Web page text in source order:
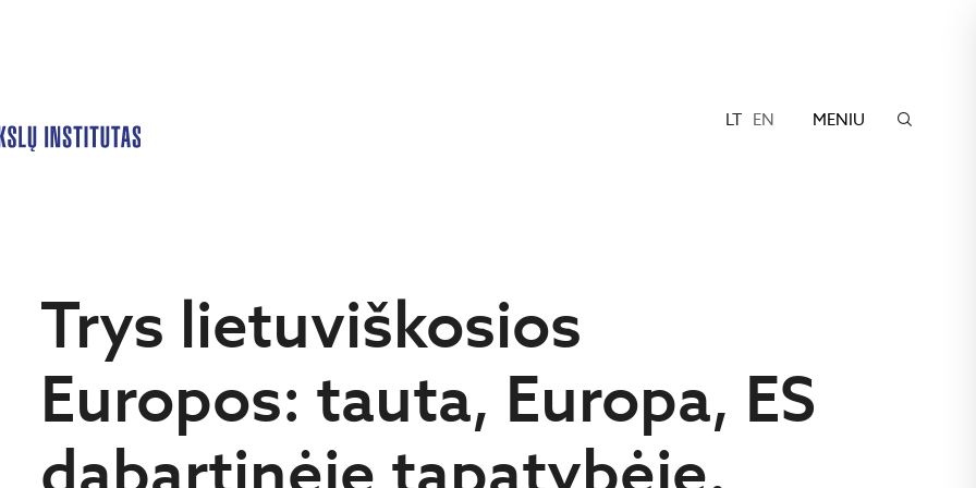
LT EN MENIU
Trys lietuviškosios
Europos: tauta, Europa, ES